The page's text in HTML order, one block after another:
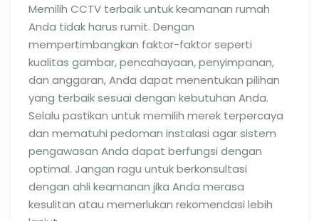
Memilih CCTV terbaik untuk keamanan rumah
Anda tidak harus rumit. Dengan
mempertimbangkan faktor-faktor seperti
kualitas gambar, pencahayaan, penyimpanan,
dan anggaran, Anda dapat menentukan pilihan
yang terbaik sesuai dengan kebutuhan Anda.
Selalu pastikan untuk memilih merek terpercaya
dan mematuhi pedoman instalasi agar sistem
pengawasan Anda dapat berfungsi dengan
optimal. Jangan ragu untuk berkonsultasi
dengan ahli keamanan jika Anda merasa
kesulitan atau memerlukan rekomendasi lebih